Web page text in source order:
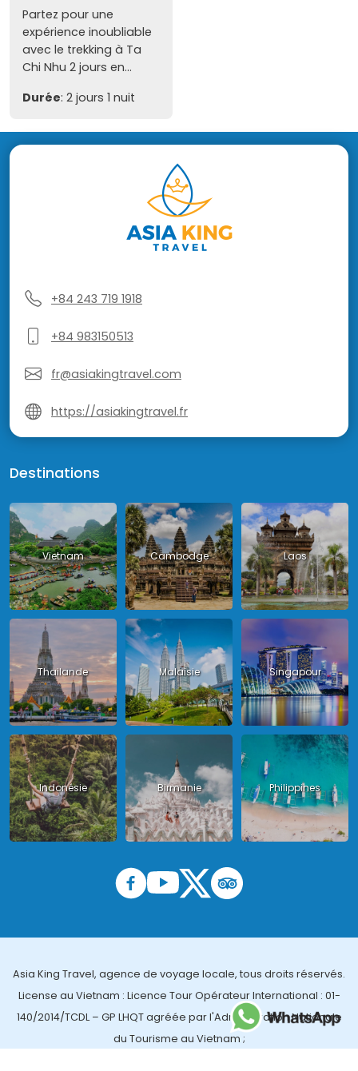
Partez pour une
expérience inoubliable
avec le trekking à Ta
Chi Nhu 2 jours en...
Durée: 2 jours 1 nuit
+84 243 719 1918
+84 983150513
fr@asiakingtravel.com
https://asiakingtravel.fr
Destinations
Vietnam Cambodge Laos
Thailande Malaisie Singapour
Indonésie Birmanie Philippines
Asia King Travel, agence de voyage locale, tous droits réservés.
License au Vietnam : Licence Tour Opérateur International : 01-
140/2014/TCDL – GP LHQT agréée par l'Administration Nationale
du Tourisme au Vietnam ;